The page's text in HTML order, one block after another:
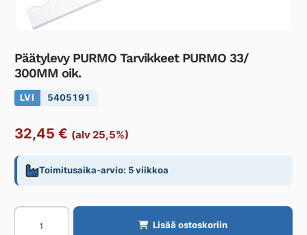
Päätylevy PURMO Tarvikkeet PURMO 33/
300MM oik.
LVI 5405191
32,45 € (alv 25,5%)
Toimitusaika-arvio: 5 viikkoa
Päätylevy
PURMO
Lisää ostoskoriin